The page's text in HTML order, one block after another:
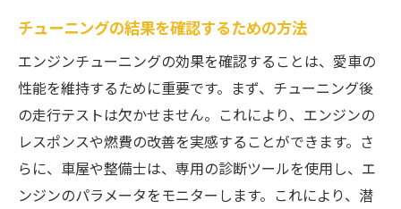
プロの視点で見る最適なメンテナンススケ
ジュール
エンジンの異常を未然に防ぐための対策
メンテナンスの際に気をつけるべき注意点
チューニングの結果を確認するための方法
エンジンチューニングの効果を確認することは、愛車の
性能を維持するために重要です。まず、チューニング後
の走行テストは欠かせません。これにより、エンジンの
レスポンスや燃費の改善を実感することができます。さ
らに、車屋や整備士は、専用の診断ツールを使用し、エ
ンジンのパラメータをモニターします。これにより、潜